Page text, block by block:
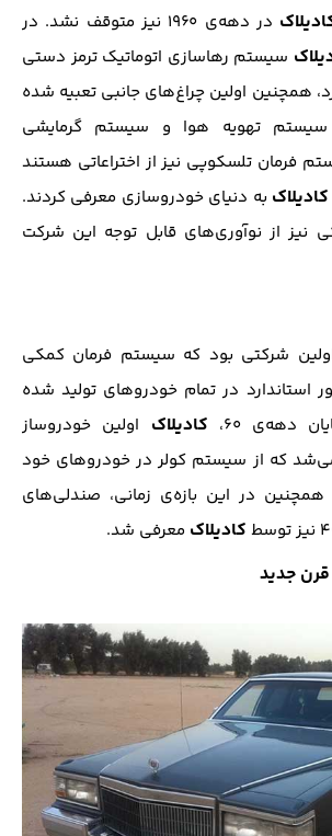
در دهه‌ی ۱۹۶۰ نیز متوقف نشد. در
سیستم رها‌سازی اتوماتیک ترمز دستی
همچنین اولین چراغ‌های جانبی تعبیه شده
سیستم تهویه هوا و سیستم گرمایشی
فرمان تلسکوپی نیز از اختراعاتی هستند
کادیلاک به دنیای خودروسازی معرفی کردند.
نیز از نوآوری‌های قابل توجه این شرکت
شرکتی بود که سیستم فرمان کمکی
استاندارد در تمام خودرو‌های تولید شده
دهه‌ی ۶۰،
کادیلاک اولین خودروساز
که از سیستم کولر در خودروهای خود
همچنین در این بازه‌ی زمانی، صندلی‌ها‌ی
کادیلاک معرفی شد.